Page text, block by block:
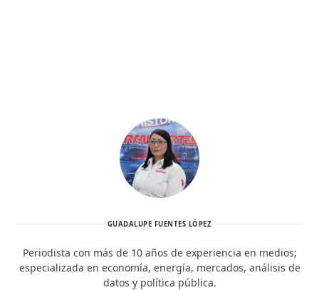
GUADALUPE FUENTES LÓPEZ
Periodista con más de 10 años de experiencia en medios;
especializada en economía, energía, mercados, análisis de
datos y política pública.